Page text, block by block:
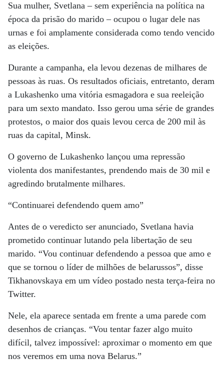
Sua mulher, Svetlana – sem experiência na política na
época da prisão do marido – ocupou o lugar dele nas
urnas e foi amplamente considerada como tendo vencido
as eleições.
Durante a campanha, ela levou dezenas de milhares de
pessoas às ruas. Os resultados oficiais, entretanto, deram
a Lukashenko uma vitória esmagadora e sua reeleição
para um sexto mandato. Isso gerou uma série de grandes
protestos, o maior dos quais levou cerca de 200 mil às
ruas da capital, Minsk.
O governo de Lukashenko lançou uma repressão
violenta dos manifestantes, prendendo mais de 30 mil e
agredindo brutalmente milhares.
“Continuarei defendendo quem amo”
Antes de o veredicto ser anunciado, Svetlana havia
prometido continuar lutando pela libertação de seu
marido. “Vou continuar defendendo a pessoa que amo e
que se tornou o líder de milhões de belarussos”, disse
Tikhanovskaya em um vídeo postado nesta terça-feira no
Twitter.
Nele, ela aparece sentada em frente a uma parede com
desenhos de crianças. “Vou tentar fazer algo muito
difícil, talvez impossível: aproximar o momento em que
nos veremos em uma nova Belarus.”